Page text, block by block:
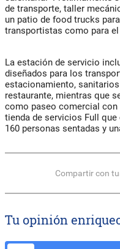
de transporte, taller
un patio de food trucks
transportistas como para
La estación de servicio
diseñados para los
estacionamiento,
restaurante, mientras que
como paseo comercial
tienda de servicios Full
160 personas sentadas y
Compartir con
Tu opinión